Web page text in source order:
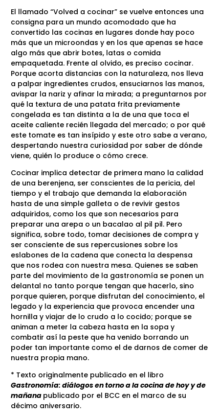
El llamado “Volved a cocinar” se vuelve entonces una
consigna para un mundo acomodado que ha
convertido las cocinas en lugares donde hay poco
más que un microondas y en los que apenas se hace
algo más que abrir botes, latas o comida
empaquetada. Frente al olvido, es preciso cocinar.
Porque acorta distancias con la naturaleza, nos lleva
a palpar ingredientes crudos, ensuciarnos las manos,
avispar la nariz y afinar la mirada; a preguntarnos por
qué la textura de una patata frita previamente
congelada es tan distinta a la de una que toca el
aceite caliente recién llegada del mercado; o por qué
este tomate es tan insípido y este otro sabe a verano,
despertando nuestra curiosidad por saber de dónde
viene, quién lo produce o cómo crece.
Cocinar implica detectar de primera mano la calidad
de una berenjena, ser conscientes de la pericia, del
tiempo y el trabajo que demanda la elaboración
hasta de una simple galleta o de revivir gestos
adquiridos, como los que son necesarios para
preparar una arepa o un bacalao al pil pil. Pero
significa, sobre todo, tomar decisiones de compra y
ser consciente de sus repercusiones sobre los
eslabones de la cadena que conecta la despensa
que nos rodea con nuestra mesa. Quienes se saben
parte del movimiento de la gastronomía se ponen un
delantal no tanto porque tengan que hacerlo, sino
porque quieren, porque disfrutan del conocimiento, el
legado y la experiencia que provoca encender una
hornilla y viajar de lo crudo a lo cocido; porque se
animan a meter la cabeza hasta en la sopa y
combatir así la peste que ha venido borrando un
poder tan importante como el de darnos de comer de
nuestra propia mano.
* Texto originalmente publicado en el libro
Gastronomía: diálogos en torno a la cocina de hoy y de
mañana publicado por el BCC en el marco de su
décimo aniversario.